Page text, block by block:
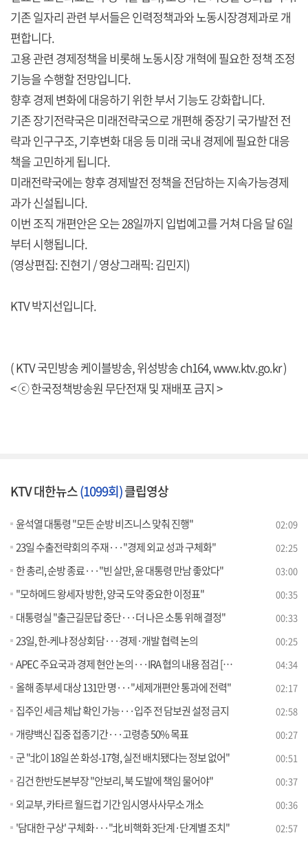
기존 일자리 관련 부서들은 인력정책과와 노동시장경제과로 개
편합니다.
고용 관련 경제정책을 비롯해 노동시장 개혁에 필요한 정책 조정
기능을 수행할 전망입니다.
향후 경제 변화에 대응하기 위한 부서 기능도 강화합니다.
기존 장기전략국은 미래전략국으로 개편해 중장기 국가발전 전
략과 인구구조, 기후변화 대응 등 미래 국내 경제에 필요한 대응
책을 고민하게 됩니다.
미래전략국에는 향후 경제발전 정책을 전담하는 지속가능경제
과가 신설됩니다.
이번 조직 개편안은 오는 28일까지 입법예고를 거쳐 다음 달 6일
부터 시행됩니다.
(영상편집: 진현기 / 영상그래픽: 김민지)
KTV 박지선입니다.
( KTV 국민방송 케이블방송, 위성방송 ch164,www.ktv.go.kr)
< ⓒ 한국정책방송원 무단전재 및 재배포 금지 >
KTV 대한뉴스(1099회)클립영상
윤석열 대통령 "모든 순방 비즈니스 맞춰 진행" 02:09
23일 수출전략회의 주재···"경제 외교 성과 구체화" 02:25
한 총리, 순방 종료···"빈 살만, 윤 대통령 만남 좋았다" 03:00
"모하메드 왕세자 방한, 양국 도약 중요한 이정표" 00:35
대통령실 "출근길문답 중단···더 나은 소통 위해 결정" 00:33
23일, 한-케냐 정상회담···경제·개발 협력 논의 00:25
APEC 주요국과 경제 현안 논의···IRA 협의 내용 점검 [뉴스의 맥] 04:34
올해 종부세 대상 131만 명···"세제개편안 통과에 전력" 02:17
집주인 세금 체납 확인 가능···입주 전 담보권 설정 금지 02:58
개량백신 집중 접종기간···고령층 50% 목표 00:27
군 "北이 18일 쏜 화성-17형, 실전 배치됐다는 정보 없어" 00:51
김건 한반도본부장 "안보리, 북 도발에 책임 물어야" 00:37
외교부, 카타르 월드컵 기간 임시영사사무소 개소 00:36
'담대한 구상' 구체화···"北 비핵화 3단계·단계별 조치" 02:57